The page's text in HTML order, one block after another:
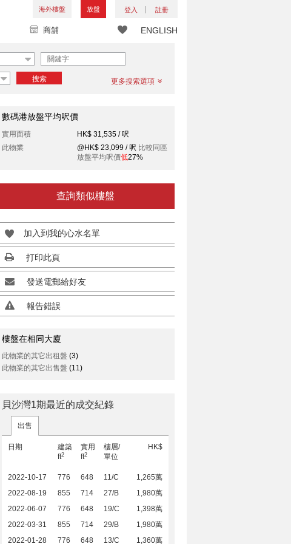
海外樓盤 放盤 登入 註冊
ENGLISH
商舖
搜索 更多搜索選項
數碼港放盤平均呎價
實用面積
HK$ 31,535 / 呎
此物業
@HK$ 23,099 / 呎 比較同區
放盤平均呎價低27%
查詢類似樓盤
加入到我的心水名單
打印此頁
發送電郵給好友
報告錯誤
樓盤在相同大廈
此物業的其它出租盤 (3)
此物業的其它出售盤 (11)
貝沙灣1期最近的成交紀錄
出售
日期
建築
ft2
實用
ft2
樓層/
單位
HK$
2022-10-17 776 648 11/C
1,265萬
2022-08-19
855 714 27/B
1,980萬
2022-06-07
776 648 19/C
1,398萬
2022-03-31
855 714 29/B
1,980萬
2022-01-28
776 648 13/C 1,360萬